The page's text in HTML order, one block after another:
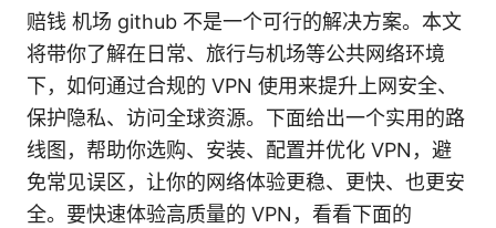
赔钱 机场 github 不是一个可行的解决方案。本文
将带你了解在日常、旅行与机场等公共网络环境
下，如何通过合规的 VPN 使用来提升上网安全、
保护隐私、访问全球资源。下面给出一个实用的路
线图，帮助你选购、安装、配置并优化 VPN，避
免常见误区，让你的网络体验更稳、更快、也更安
全。要快速体验高质量的 VPN，看看下面的